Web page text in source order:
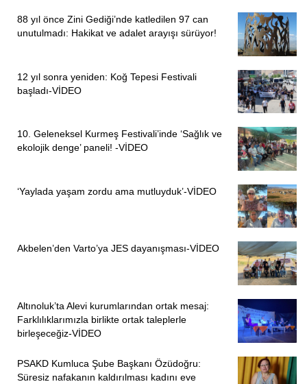
88 yıl önce Zini Gediği’nde katledilen 97 can
unutulmadı: Hakikat ve adalet arayışı sürüyor!
12 yıl sonra yeniden: Koğ Tepesi Festivali
başladı-VİDEO
10. Geleneksel Kurmeş Festivali’inde ‘Sağlık ve
ekolojik denge’ paneli! -VİDEO
‘Yaylada yaşam zordu ama mutluyduk’-VİDEO
Akbelen’den Varto’ya JES dayanışması-VİDEO
Altınoluk’ta Alevi kurumlarından ortak mesaj:
Farklılıklarımızla birlikte ortak taleplerle
birleşeceğiz-VİDEO
PSAKD Kumluca Şube Başkanı Özüdoğru:
Süresiz nafakanın kaldırılması kadını eve